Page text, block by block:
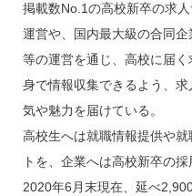
掲載数No.1の高校新卒の求
運営や、国内最大級の合同企
等の運営を通じ、高校に届
身で情報収集できるよう、
気や魅力を届けている。
高校生へは就職情報提供や
トを、企業へは高校新卒の
2020年6月末現在、延べ